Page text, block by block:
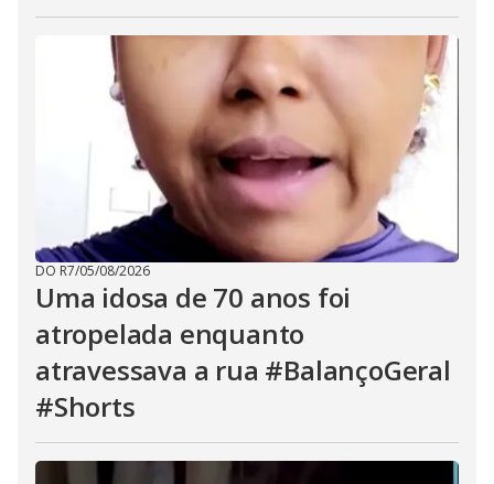
DO R7/05/08/2026
Uma idosa de 70 anos foi
atropelada enquanto
atravessava a rua #BalançoGeral
#Shorts